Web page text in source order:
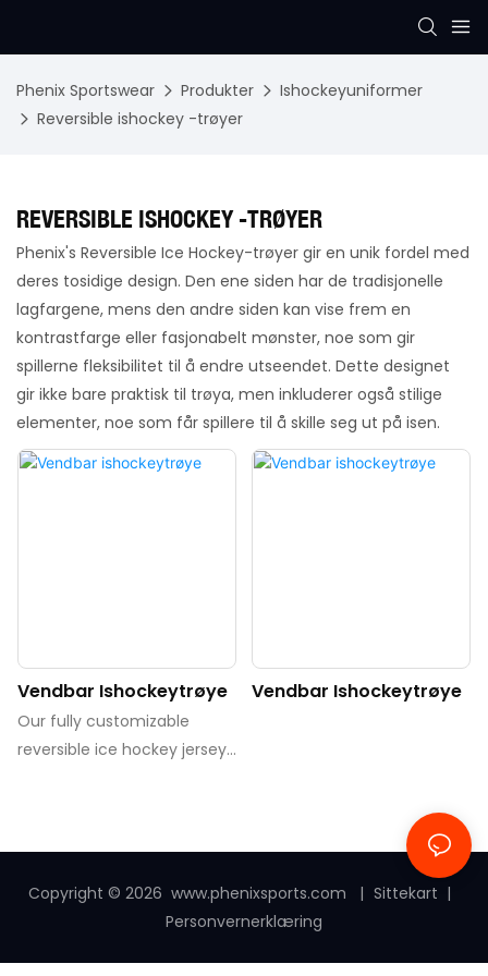
Phenix Sportswear Produkter
Ishockeyuniformer
Reversible ishockey -trøyer
REVERSIBLE ISHOCKEY -TRØYER
Phenix's Reversible Ice Hockey-trøyer gir en unik fordel med
deres tosidige design. Den ene siden har de tradisjonelle
lagfargene, mens den andre siden kan vise frem en
kontrastfarge eller fasjonabelt mønster, noe som gir
spillerne fleksibilitet til å endre utseendet. Dette designet
gir ikke bare praktisk til trøya, men inkluderer også stilige
elementer, noe som får spillere til å skille seg ut på isen.
Vendbar Ishockeytrøye
Our fully customizable
reversible ice hockey jersey
jersey offers exceptional
breathability and durability,
Vendbar Ishockeytrøye
Copyright © 2026 www.phenixsports.com | Sittekart |
Personvernerklæring